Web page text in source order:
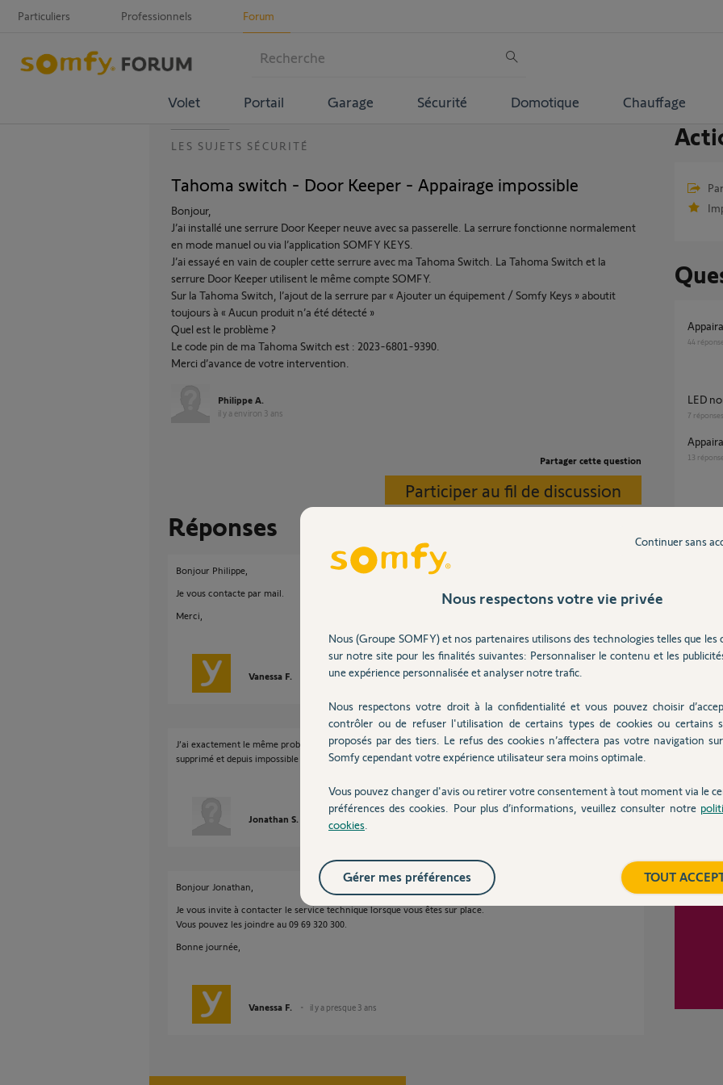
Particuliers Professionnels Forum
Volet Portail Garage Sécurité Domotique Chauffage
LES SUJETS SÉCURITÉ
Tahoma switch - Door Keeper - Appairage impossible
Bonjour,
J’ai installé une serrure Door Keeper neuve avec sa passerelle. La serrure fonctionne normalement
en mode manuel ou via l’application SOMFY KEYS.
J’ai essayé en vain de coupler cette serrure avec ma Tahoma Switch. La Tahoma Switch et la
serrure Door Keeper utilisent le même compte SOMFY.
Sur la Tahoma Switch, l’ajout de la serrure par « Ajouter un équipement / Somfy Keys » aboutit
toujours à « Aucun produit n’a été détecté »
Quel est le problème ?
Le code pin de ma Tahoma Switch est : 2023-6801-9390.
Merci d’avance de votre intervention.
Philippe A.
il y a environ 3 ans
Partager cette question
Participer au fil de discussion
Réponses
Bonjour Philippe,
Je vous contacte par mail.
Merci,
Vanessa F. il y a environ 3 ans
J’ai exactement le même problème sa a fonction jusqu’à une mise à jour qui me l’a
supprimé et depuis impossible à remettre
Jonathan S. il y a presque 3 ans
Bonjour Jonathan,
Je vous invite à contacter le service technique lorsque vous êtes sur place.
Vous pouvez les joindre au 09 69 320 300.
Bonne journée,
Vanessa F. il y a presque 3 ans
44
LED
7 réponses
13
9réponses
Nous respectons votre vie privée
Nous (Groupe SOMFY) et nos partenaires utilisons des technologies telles que les
sur notre site pour les finalités suivantes: Personnaliser le contenu et les
une expérience personnalisée et analyser notre trafic.
Nous respectons votre droit à la confidentialité et vous pouvez choisir
contrôler ou de refuser l'utilisation de certains types de cookies ou certains
proposés par des tiers. Le refus des cookies n’affectera pas votre navigation
Somfy cependant votre expérience utilisateur sera moins optimale.
Vous pouvez changer d'avis ou retirer votre consentement à tout moment via le
préférences des cookies. Pour plus d’informations, veuillez consulter notre
cookies
Continuer sans
TOUT
Gérer mes préférences